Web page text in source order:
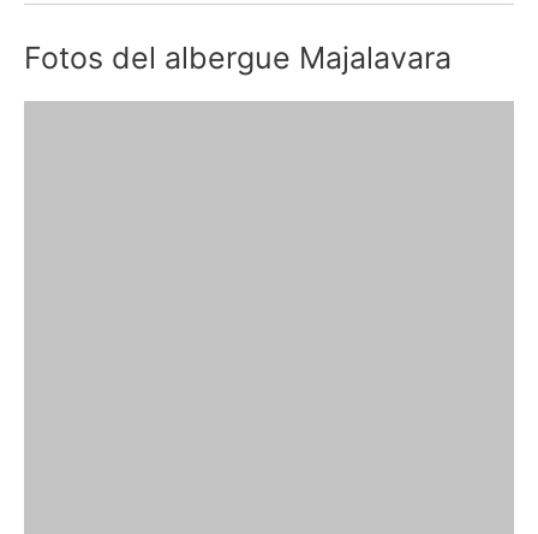
Fotos del albergue Majalavara